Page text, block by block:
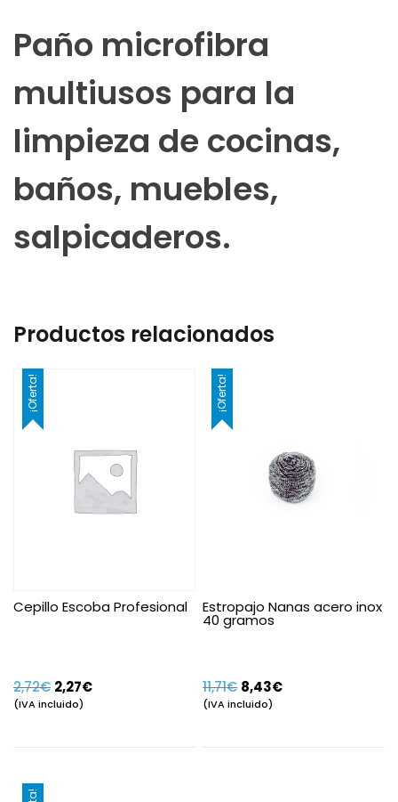
Paño microfibra
multiusos para la
limpieza de cocinas,
baños, muebles,
salpicaderos.
Productos relacionados
¡Oferta!
Cepillo Escoba Profesional
2,72€ El
precio
2,27€El
(IVA incluido)
¡Oferta!
Estropajo Nanas acero inox
40 gramos
11,71€ El
precio
8,43€El
(IVA incluido)